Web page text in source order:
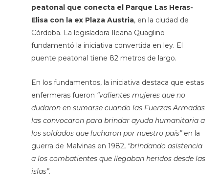
peatonal que conecta el Parque Las Heras-
Elisa con la ex Plaza Austria, en la ciudad de
Córdoba. La legisladora Ileana Quaglino
fundamentó la iniciativa convertida en ley. El
puente peatonal tiene 82 metros de largo.
En los fundamentos, la iniciativa destaca que estas
enfermeras fueron “valientes mujeres que no
dudaron en sumarse cuando las Fuerzas Armadas
las convocaron para brindar ayuda humanitaria a
los soldados que lucharon por nuestro país”en la
guerra de Malvinas en 1982, “brindando asistencia
a los combatientes que llegaban heridos desde las
islas”.